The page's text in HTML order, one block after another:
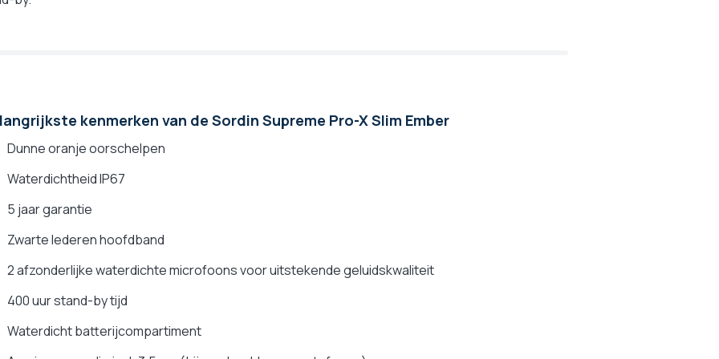
kenmerken van de Sordin Supreme Pro-X Slim Ember
Dunne oranje oorschelpen
Waterdichtheid IP67
5 jaar garantie
Zwarte lederen hoofdband
2 afzonderlijke waterdichte microfoons voor uitstekende geluidskwaliteit
400 uur stand-by tijd
Waterdicht batterijcompartiment